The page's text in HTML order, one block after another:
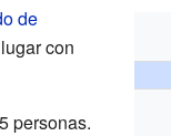
de
con
personas.